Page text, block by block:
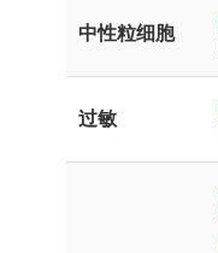
中性粒细胞
过敏